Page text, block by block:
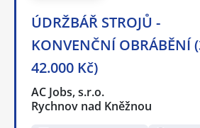
ÚDRŽBÁŘ STROJŮ -
KONVENČNÍ OBRÁBĚNÍ
42.000 Kč)
AC Jobs, s.r.o.
Rychnov nad Kněžnou